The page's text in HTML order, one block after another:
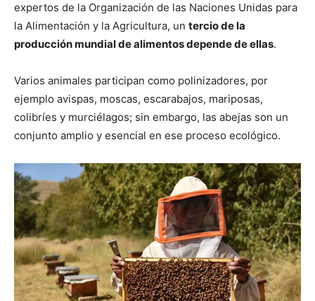
expertos de la Organización de las Naciones Unidas para
la Alimentación y la Agricultura, un tercio de la
producción mundial de alimentos depende de ellas.
Varios animales participan como polinizadores, por
ejemplo avispas, moscas, escarabajos, mariposas,
colibríes y murciélagos; sin embargo, las abejas son un
conjunto amplio y esencial en ese proceso ecológico.